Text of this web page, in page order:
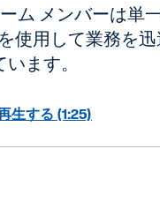
ム メンバーは単
使用して業務を
ます。
生する (1:25)